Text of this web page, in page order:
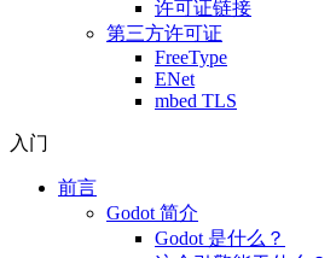
许可证链接
第三方许可证
FreeType
ENet
mbed TLS
入门
前言
Godot 简介
Godot 是什么？